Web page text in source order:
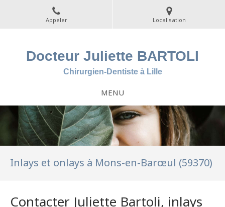
Appeler Localisation
Docteur Juliette BARTOLI
Chirurgien-Dentiste à Lille
MENU
Inlays et onlays à Mons-en-Barœul (59370)
Contacter Juliette Bartoli, inlays